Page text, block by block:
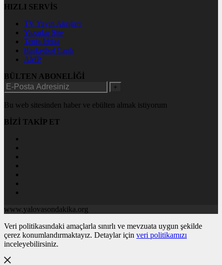
HIZLI SERVİS
TV Yayın Akışları
Yazarlar Site
Tenis İddaa
Basketbol Canlı
AMP
BÜLTEN ABONELİĞİ
+
Bu web sitesinden haber ve ebülten almak istiyorum
BİZİ TAKİP ET
www.yalovasondakika.org
Veri politikasındaki amaçlarla sınırlı ve mevzuata uygun şekilde
çerez konumlandırmaktayız. Detaylar için veri politikamızı
inceleyebilirsiniz.